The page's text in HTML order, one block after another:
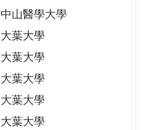
中山醫學大學
大葉大學
大葉大學
大葉大學
大葉大學
大葉大學